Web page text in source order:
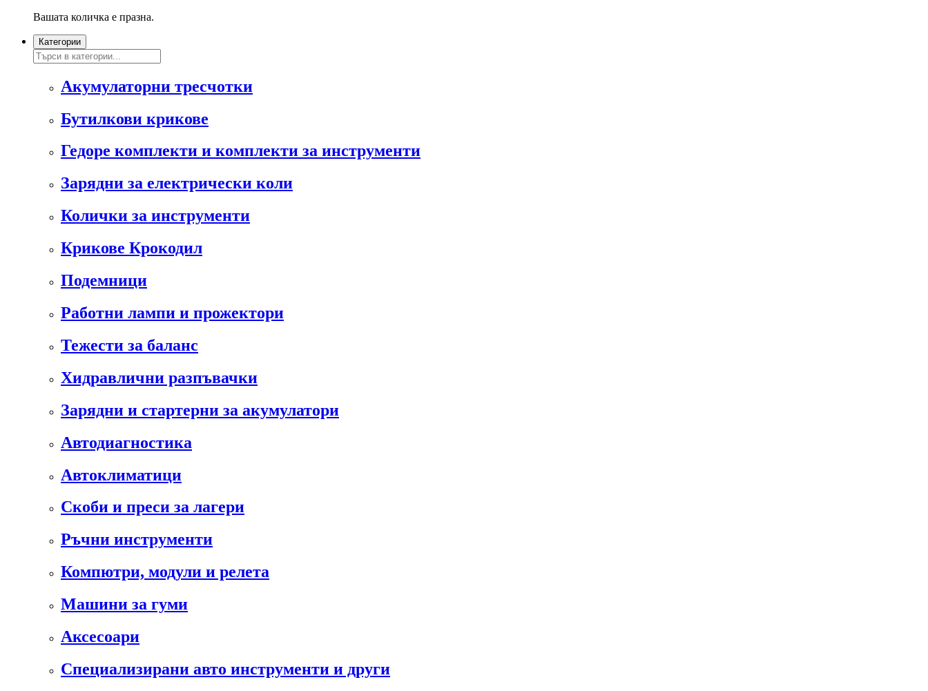
Вашата количка е празна.
Категории
Акумулаторни тресчотки
Бутилкови крикове
Гедоре комплекти и комплекти за инструменти
Зарядни за електрически коли
Колички за инструменти
Крикове Крокодил
Подемници
Работни лампи и прожектори
Тежести за баланс
Хидравлични разпъвачки
Зарядни и стартерни за акумулатори
Автодиагностика
Автоклиматици
Скоби и преси за лагери
Ръчни инструменти
Компютри, модули и релета
Машини за гуми
Аксесоари
Специализирани авто инструменти и други